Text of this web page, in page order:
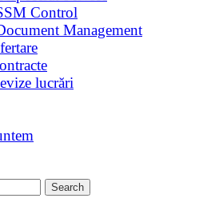
Control
Management
lucrări